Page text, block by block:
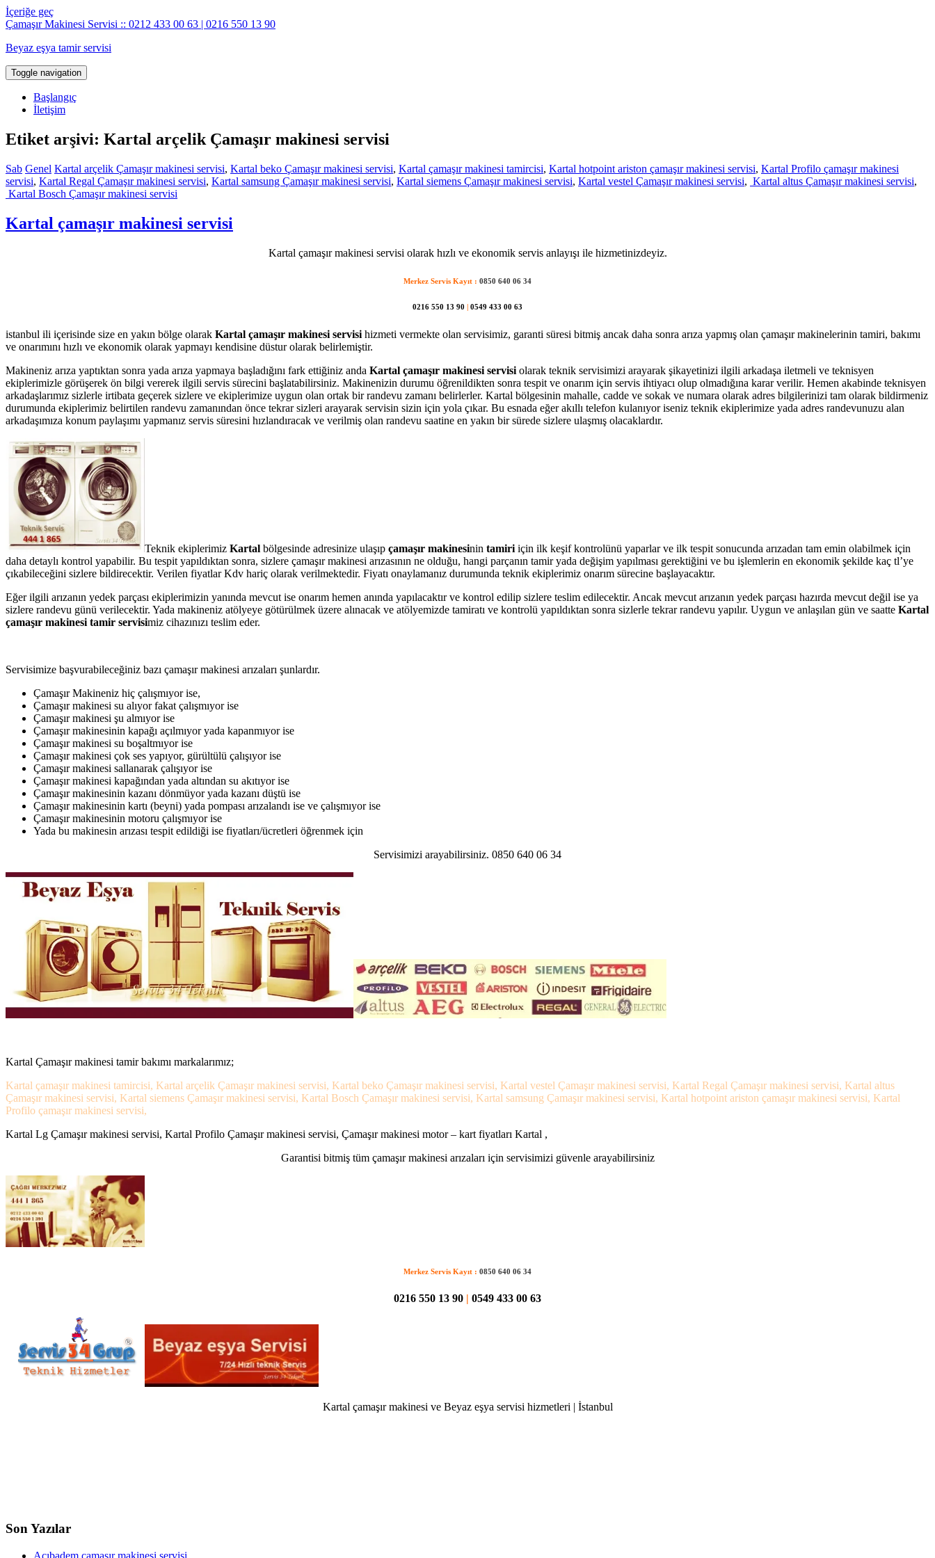
İçeriğe geç
Çamaşır Makinesi Servisi :: 0212 433 00 63 | 0216 550 13 90
Beyaz eşya tamir servisi
Toggle navigation
Başlangıç
İletişim
Etiket arşivi: Kartal arçelik Çamaşır makinesi servisi
Sab Genel Kartal arçelik Çamaşır makinesi servisi, Kartal beko Çamaşır makinesi servisi, Kartal çamaşır makinesi tamircisi, Kartal hotpoint ariston çamaşır makinesi servisi, Kartal Profilo çamaşır makinesi
servisi, Kartal Regal Çamaşır makinesi servisi, Kartal samsung Çamaşır makinesi servisi, Kartal siemens Çamaşır makinesi servisi, Kartal vestel Çamaşır makinesi servisi, Kartal altus Çamaşır makinesi servisi,
Kartal Bosch Çamaşır makinesi servisi
Kartal çamaşır makinesi servisi
Kartal çamaşır makinesi servisi olarak hızlı ve ekonomik servis anlayışı ile hizmetinizdeyiz.
Merkez Servis Kayıt : 0850 640 06 34
0216 550 13 90 | 0549 433 00 63
istanbul ili içerisinde size en yakın bölge olarak Kartal çamaşır makinesi servisi hizmeti vermekte olan servisimiz, garanti süresi bitmiş ancak daha sonra arıza yapmış olan çamaşır makinelerinin tamiri, bakımı
ve onarımını hızlı ve ekonomik olarak yapmayı kendisine düstur olarak belirlemiştir.
Makineniz arıza yaptıktan sonra yada arıza yapmaya başladığını fark ettiğiniz anda Kartal çamaşır makinesi servisi olarak teknik servisimizi arayarak şikayetinizi ilgili arkadaşa iletmeli ve teknisyen
ekiplerimizle görüşerek ön bilgi vererek ilgili servis sürecini başlatabilirsiniz. Makinenizin durumu öğrenildikten sonra tespit ve onarım için servis ihtiyacı olup olmadığına karar verilir. Hemen akabinde teknisyen
arkadaşlarımız sizlerle irtibata geçerek sizlere ve ekiplerimize uygun olan ortak bir randevu zamanı belirlerler. Kartal bölgesinin mahalle, cadde ve sokak ve numara olarak adres bilgilerinizi tam olarak bildirmeniz
durumunda ekiplerimiz belirtilen randevu zamanından önce tekrar sizleri arayarak servisin sizin için yola çıkar. Bu esnada eğer akıllı telefon kulanıyor iseniz teknik ekiplerimize yada adres randevunuzu alan
arkadaşımıza konum paylaşımı yapmanız servis süresini hızlandıracak ve verilmiş olan randevu saatine en yakın bir sürede sizlere ulaşmış olacaklardır.
Teknik ekiplerimiz Kartal bölgesinde adresinize ulaşıp çamaşır makinesinin tamiri için ilk keşif kontrolünü yaparlar ve ilk tespit sonucunda arızadan tam emin olabilmek için
daha detaylı kontrol yapabilir. Bu tespit yapıldıktan sonra, sizlere çamaşır makinesi arızasının ne olduğu, hangi parçanın tamir yada değişim yapılması gerektiğini ve bu işlemlerin en ekonomik şekilde kaç tl’ye
çıkabileceğini sizlere bildirecektir. Verilen fiyatlar Kdv hariç olarak verilmektedir. Fiyatı onaylamanız durumunda teknik ekiplerimiz onarım sürecine başlayacaktır.
Eğer ilgili arızanın yedek parçası ekiplerimizin yanında mevcut ise onarım hemen anında yapılacaktır ve kontrol edilip sizlere teslim edilecektir. Ancak mevcut arızanın yedek parçası hazırda mevcut değil ise ya
sizlere randevu günü verilecektir. Yada makineniz atölyeye götürülmek üzere alınacak ve atölyemizde tamiratı ve kontrolü yapıldıktan sonra sizlerle tekrar randevu yapılır. Uygun ve anlaşılan gün ve saatte Kartal
çamaşır makinesi tamir servisimiz cihazınızı teslim eder.
Servisimize başvurabileceğiniz bazı çamaşır makinesi arızaları şunlardır.
Çamaşır Makineniz hiç çalışmıyor ise,
Çamaşır makinesi su alıyor fakat çalışmıyor ise
Çamaşır makinesi şu almıyor ise
Çamaşır makinesinin kapağı açılmıyor yada kapanmıyor ise
Çamaşır makinesi su boşaltmıyor ise
Çamaşır makinesi çok ses yapıyor, gürültülü çalışıyor ise
Çamaşır makinesi sallanarak çalışıyor ise
Çamaşır makinesi kapağından yada altından su akıtıyor ise
Çamaşır makinesinin kazanı dönmüyor yada kazanı düştü ise
Çamaşır makinesinin kartı (beyni) yada pompası arızalandı ise ve çalışmıyor ise
Çamaşır makinesinin motoru çalışmıyor ise
Yada bu makinesin arızası tespit edildiği ise fiyatları/ücretleri öğrenmek için
Servisimizi arayabilirsiniz. 0850 640 06 34
Kartal Çamaşır makinesi tamir bakımı markalarımız;
Kartal çamaşır makinesi tamircisi, Kartal arçelik Çamaşır makinesi servisi, Kartal beko Çamaşır makinesi servisi, Kartal vestel Çamaşır makinesi servisi, Kartal Regal Çamaşır makinesi servisi, Kartal altus
Çamaşır makinesi servisi, Kartal siemens Çamaşır makinesi servisi, Kartal Bosch Çamaşır makinesi servisi, Kartal samsung Çamaşır makinesi servisi, Kartal hotpoint ariston çamaşır makinesi servisi, Kartal
Profilo çamaşır makinesi servisi,
Kartal Lg Çamaşır makinesi servisi, Kartal Profilo Çamaşır makinesi servisi, Çamaşır makinesi motor – kart fiyatları Kartal ,
Garantisi bitmiş tüm çamaşır makinesi arızaları için servisimizi güvenle arayabilirsiniz
Merkez Servis Kayıt : 0850 640 06 34
0216 550 13 90 0549 433 00 63
Kartal çamaşır makinesi ve Beyaz eşya servisi hizmetleri | İstanbul
Son Yazılar
Acıbadem çamaşır makinesi servisi